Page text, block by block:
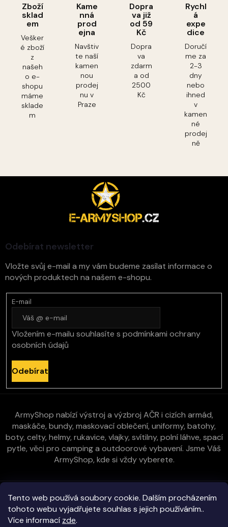
Tento web používá soubory cookie. Dalším procházením
tohoto webu vyjadřujete souhlas s jejich používáním..
Více informací zde.
Zboží
sklad
em
Vešker
é zboží
z
našeh
o e-
shopu
máme
sklade
m
Kame
nná
prod
ejna
Navštiv
te naší
kamen
nou
prodej
nu v
Praze
Dopra
va již
od 59
Kč
Dopra
va
zdarm
a od
2500
Kč
Rychl
á
expe
dice
Doručí
me za
2-3
dny
nebo
ihned
v
kamen
né
prodej
ně
Odebírat newsletter
Vložte svůj e-mail a my vám budeme zasílat informace o
nových produktech na našem e-shopu.
E-mail
Vložením e-mailu souhlasíte s podmínkami ochrany
osobních údajů
Odebírat
ArmyShop nabízí výstroj a výzbroj AČR i cizích armád,
maskáče, bundy, maskovací oblečení, uniformy, batohy,
boty, celty, helmy, rukavice, vlajky, svítilny, polní láhve, spací
pytle, věci pro camping a outdoorové vybavení. Jsme Váš
ArmyShop, kde si vždy vyberete.
Zákaznická péče
Vše o nákupu